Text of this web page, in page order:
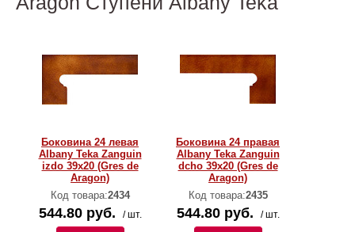
Боковина 24 левая
Albany Teka Zanguin
izdo 39х20 (Gres de
Aragon)
Код товара:2434
544.80 руб. / шт.
Боковина 24 правая
Albany Teka Zanguin
dcho 39х20 (Gres de
Aragon)
Код товара:2435
544.80 руб. / шт.